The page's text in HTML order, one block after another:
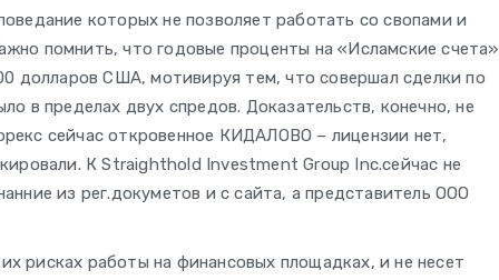
которых не позволяет работать со свопами и
помнить, что годовые проценты на «Исламские счета»
долларов США, мотивируя тем, что совершал сделки по
в пределах двух спредов. Доказательств, конечно, не
сейчас откровенное КИДАЛОВО – лицензии нет,
К Straighthold Investment Group Inc.сейчас не
из рег.докуметов и с сайта, а представитель ООО
рисках работы на финансовых площадках, и не несет